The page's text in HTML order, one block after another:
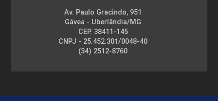
Av. Paulo Gracindo, 951
Gávea - Uberlândia/MG
CEP. 38411-145
CNPJ - 25.452.301/0048-40
(34) 2512-8760